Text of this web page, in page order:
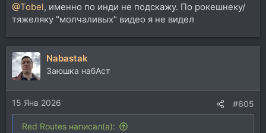
@Tobel, именно по инди не подскажу. По рокешнеку/
тяжеляку "молчаливых" видео я не видел
Nabastak
Заюшка набАст
15 Янв 2026 #605
Red Routes написал(а):